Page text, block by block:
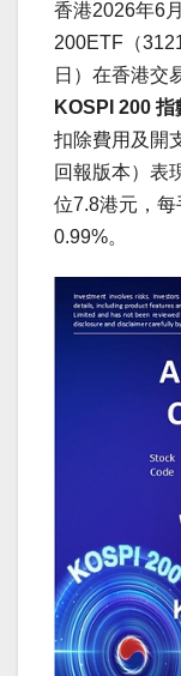
香港2026年6
200ETF（
日）在香港交
KOSPI 200 指
扣除費用及開
回報版本）表
位7.8港元，
0.99%。